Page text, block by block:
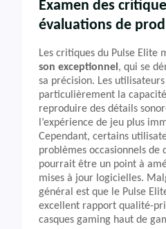
Examen des
évaluations de
Les critiques du Pulse Elite
son exceptionnel , qui se
sa précision. Les
particulièrement la
reproduire des détails
l’expérience de jeu plus
Cependant, certains
problèmes occasionnels de
pourrait être un point à
mises à jour logicielles.
général est que le Pulse
excellent rapport qualité-
casques gaming haut de